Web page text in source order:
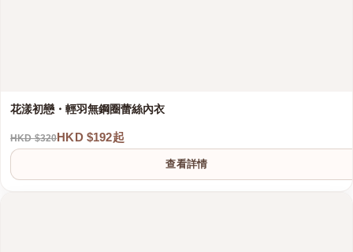
花漾初戀・輕羽無鋼圈蕾絲內衣
HKD $320HKD $192起
查看詳情